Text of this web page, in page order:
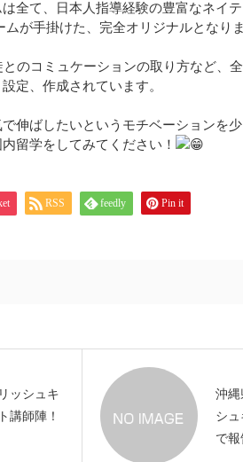
全て、日本人指導経験の豊富なネイ
が手掛けた、完全オリジナルとなり
のコミュケーションの取り方など、
定、作成されています。
伸ばしたいというモチベーションを少
留学をしてみてください！
RSS feedly Pin it
ッシュキ
講師陣！
沖縄
シ
で報